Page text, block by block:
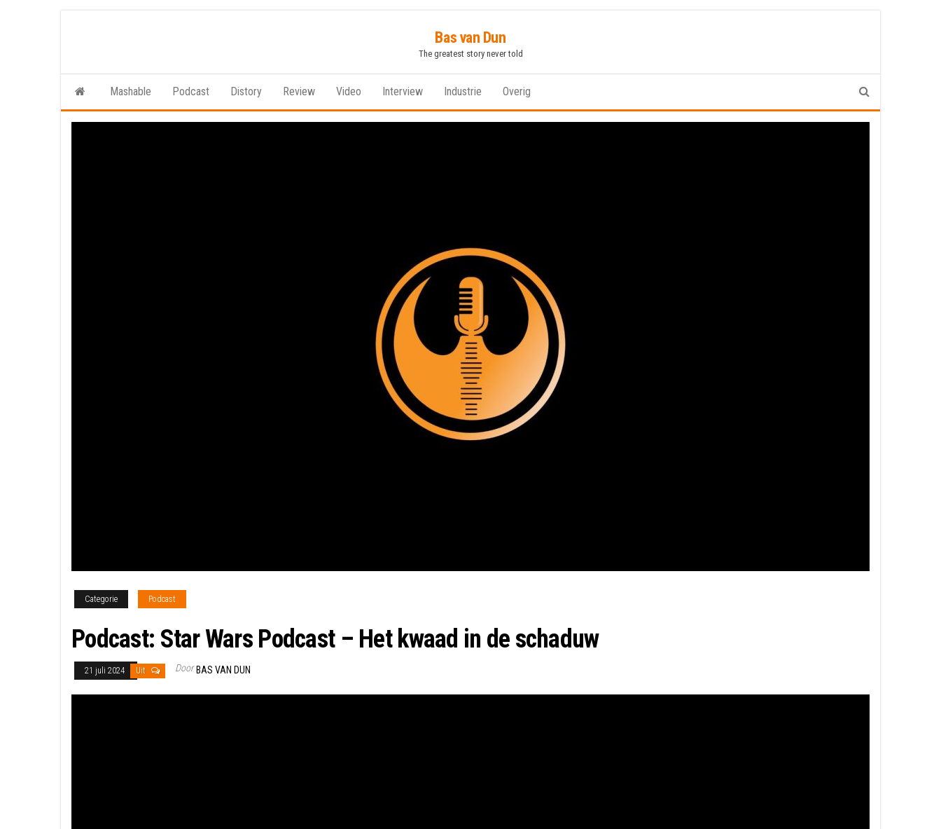
inhoud
Bas van Dun
The greatest story never told
Mashable Podcast Distory Review Video Interview Industrie Overig
Categorie Podcast
Podcast: Star Wars Podcast – Het kwaad in de schaduw
21 juli 2024 Uit Door BAS VAN DUN